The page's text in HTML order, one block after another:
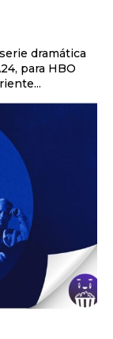
dramática
para HBO